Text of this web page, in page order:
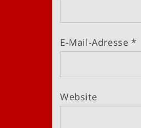
E-Mail-Adresse *
Website